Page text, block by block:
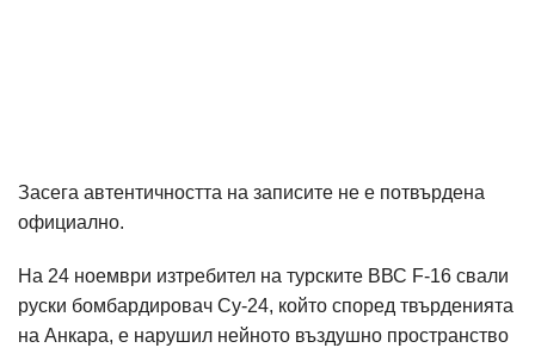
Засега автентичността на записите не е потвърдена
официално.
На 24 ноември изтребител на турските ВВС F-16 свали
руски бомбардировач Су-24, който според твърденията
на Анкара, е нарушил нейното въздушно пространство